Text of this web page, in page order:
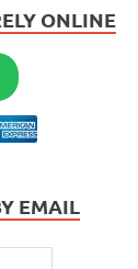
ONLINE
EMAIL